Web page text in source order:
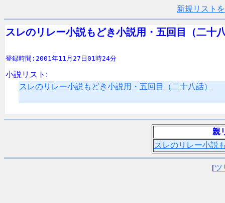
新規リスト
スレのリレー小説もどき小説用・五回目（二十
登録時間:2001年11月27日01時24分
小説リスト:
スレのリレー小説もどき小説用・五回目（二十八話）
親
スレのリレー小説
[ツ